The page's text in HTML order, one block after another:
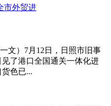
市外贸进
文）7月12日，日照市旧事
了港口全国通关一体化进
色已...